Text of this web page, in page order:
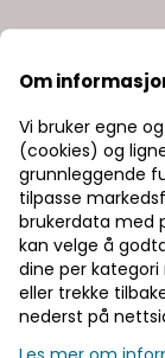
Om
Vi bruker egne
(cookies) og
grunnleggende
tilpasse
brukerdata med
kan velge å
dine per
eller trekke
nederst på